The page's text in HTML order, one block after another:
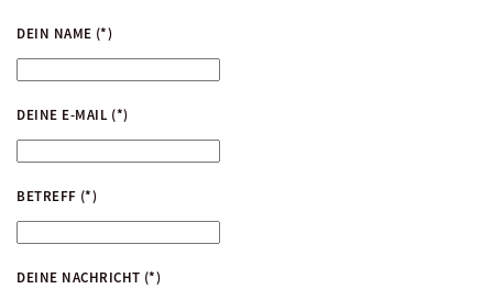
DEIN NAME (*)
DEINE E-MAIL (*)
BETREFF (*)
DEINE NACHRICHT (*)